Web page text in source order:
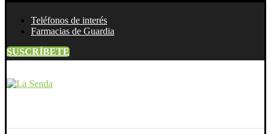
Teléfonos de interés
Farmacias de Guardia
SUSCRÍBETE